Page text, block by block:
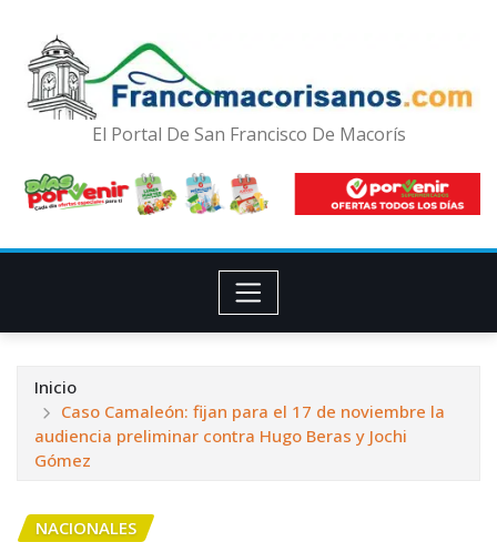
El Portal De San Francisco De Macorís
Inicio
Caso Camaleón: fijan para el 17 de noviembre la
audiencia preliminar contra Hugo Beras y Jochi
Gómez
NACIONALES